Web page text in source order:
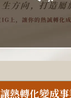
讓熱轉化變成